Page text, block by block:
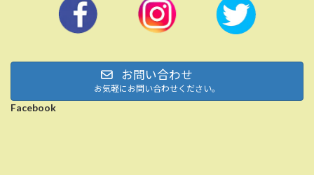
お問い合わせ
お気軽にお問い合わせください。
Facebook